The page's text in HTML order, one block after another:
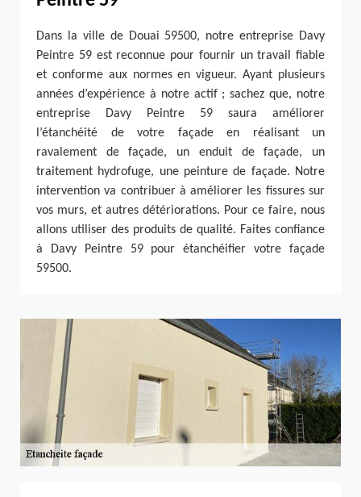
Dans la ville de Douai 59500, notre entreprise Davy
Peintre 59 est reconnue pour fournir un travail fiable
et conforme aux normes en vigueur. Ayant plusieurs
années d’expérience à notre actif ; sachez que, notre
entreprise Davy Peintre 59 saura améliorer
l’étanchéité de votre façade en réalisant un
ravalement de façade, un enduit de façade, un
traitement hydrofuge, une peinture de façade. Notre
intervention va contribuer à améliorer les fissures sur
vos murs, et autres détériorations. Pour ce faire, nous
allons utiliser des produits de qualité. Faites confiance
à Davy Peintre 59 pour étanchéifier votre façade
59500.